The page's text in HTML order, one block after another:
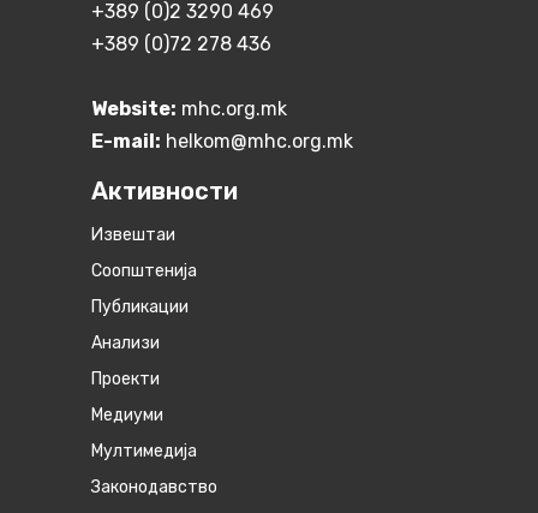
+389 (0)2 3290 469
+389 (0)72 278 436
Website: mhc.org.mk
E-mail: helkom@mhc.org.mk
Активности
Извештаи
Соопштенија
Публикации
Анализи
Проекти
Медиуми
Мултимедија
Законодавство